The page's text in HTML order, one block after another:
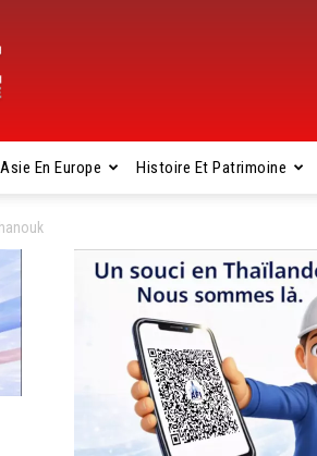
Asie En Europe Histoire Et Patrimoine